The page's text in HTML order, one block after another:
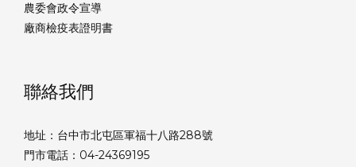
農委會政令宣導
廠商檢疫表證明書
聯絡我們
地址：台中市北屯區軍福十八路288號
門市電話：04-24369195